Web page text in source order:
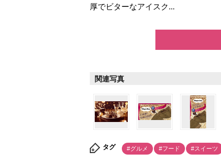
厚でビターなアイスク...
関連写真
タグ #グルメ #フード #スイーツ